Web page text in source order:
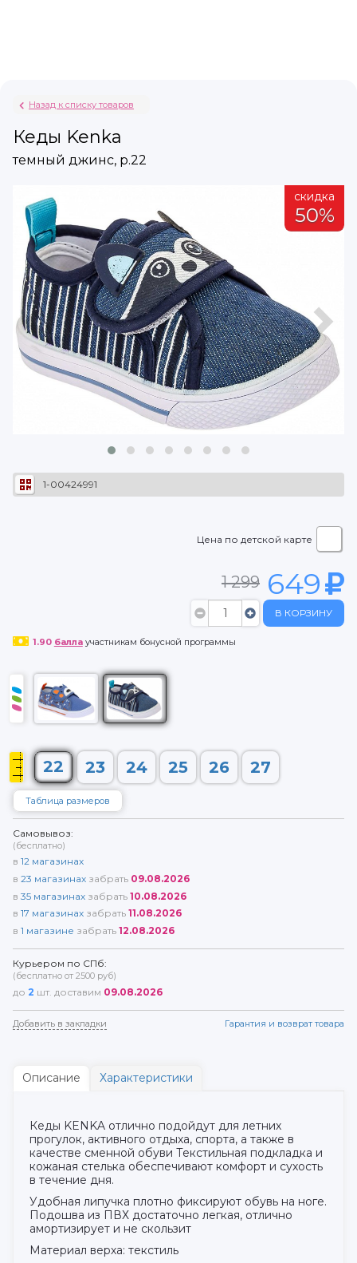
Назад к списку товаров
Кеды Kenka
темный джинс, р.22
скидка
50%
1-00424991
Цена по детской карте
1 299 649
В КОРЗИНУ
1.90 баллаучастникам бонусной программы
22 23 24 25 26 27
Таблица размеров
Самовывоз:
(бесплатно)
в 12 магазинах
в 23 магазинах забрать 09.08.2026
в 35 магазинах забрать 10.08.2026
в 17 магазинах забрать 11.08.2026
в 1 магазине забрать 12.08.2026
Курьером по СПб:
(бесплатно от 2500 руб)
до 2 шт. доставим 09.08.2026
Добавить в закладки Гарантия и возврат товара
Описание Характеристики
Кеды KENKA отлично подойдут для летних
прогулок, активного отдыха, спорта, а также в
качестве сменной обуви Текстильная подкладка и
кожаная стелька обеспечивают комфорт и сухость
в течение дня.
Удобная липучка плотно фиксируют обувь на ноге.
Подошва из ПВХ достаточно легкая, отлично
амортизирует и не скользит
Материал верха: текстиль